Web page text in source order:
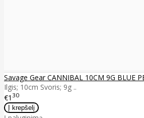
Savage Gear CANNIBAL 10CM 9G BLUE
Ilgis; 10cm Svoris; 9g ..
€1 30